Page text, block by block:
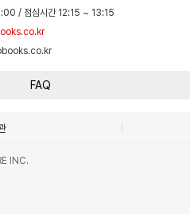
/ 점심시간 12:15 ~ 13:15
FAQ
INC.